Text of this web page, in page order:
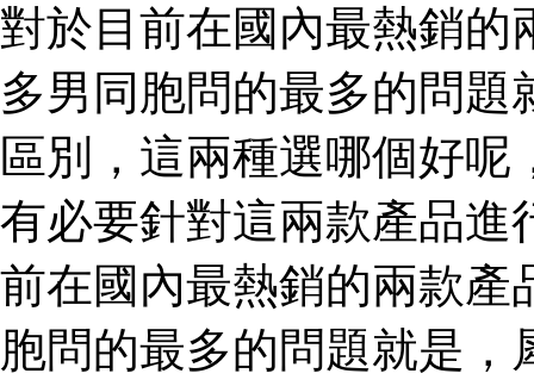
對於目前在國內最熱銷的
多男同胞問的最多的問
區別，這兩種選哪個好呢
有必要針對這兩款產品進
前在國內最熱銷的兩款產
胞問的最多的問題就是